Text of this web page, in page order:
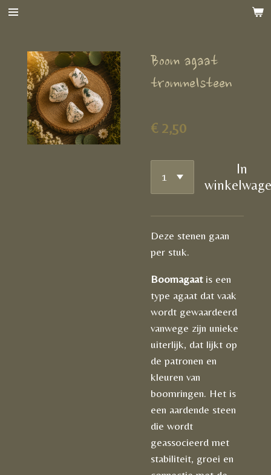
Ga
hoofdinhoud
Boom agaat
trommelsteen
€ 2,50
In
Deze stenen gaan
per stuk.
Boomagaatis een
type agaat dat vaak
wordt gewaardeerd
vanwege zijn unieke
uiterlijk, dat lijkt op
de patronen en
kleuren van
boomringen. Het is
een aardende steen
die wordt
geassocieerd met
stabiliteit, groei en